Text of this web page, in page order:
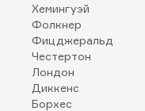
Хемингуэй
Фолкнер
Фицджеральд
Честертон
Лондон
Диккенс
Борхес